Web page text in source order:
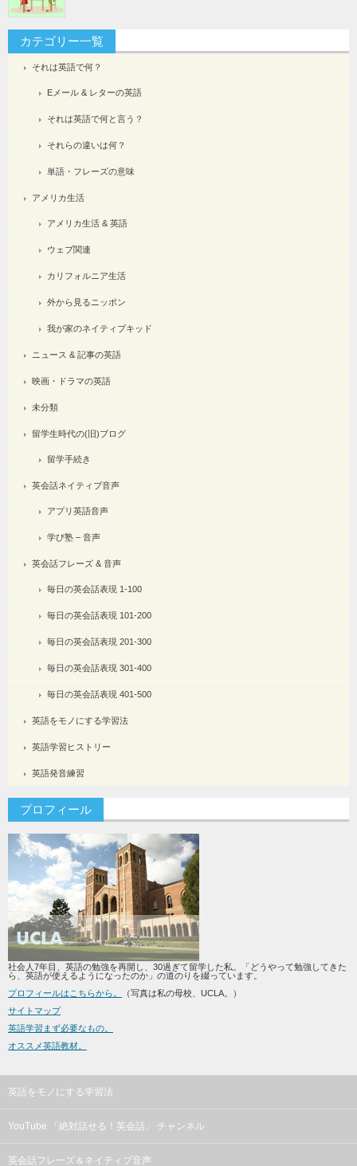
カテゴリー一覧
それは英語で何？
Eメール & レターの英語
それは英語で何と言う？
それらの違いは何？
単語・フレーズの意味
アメリカ生活
アメリカ生活 & 英語
ウェブ関連
カリフォルニア生活
外から見るニッポン
我が家のネイティブキッド
ニュース & 記事の英語
映画・ドラマの英語
未分類
留学生時代の(旧)ブログ
留学手続き
英会話ネイティブ音声
アプリ英語音声
学び塾 – 音声
英会話フレーズ & 音声
毎日の英会話表現 1-100
毎日の英会話表現 101-200
毎日の英会話表現 201-300
毎日の英会話表現 301-400
毎日の英会話表現 401-500
英語をモノにする学習法
英語学習ヒストリー
英語発音練習
プロフィール
社会人7年目、英語の勉強を再開し、30過ぎて留学した私。「どうやって勉強してきた
ら、英語が使えるようになったのか」の道のりを綴っています。
プロフィールはこちらから。
（写真は私の母校、UCLA。）
サイトマップ
英語学習まず必要なもの。
オススメ英語教材。
英語をモノにする学習法
YouTube 「絶対話せる！英会話」 チャンネル
英会話フレーズ＆ネイティブ音声